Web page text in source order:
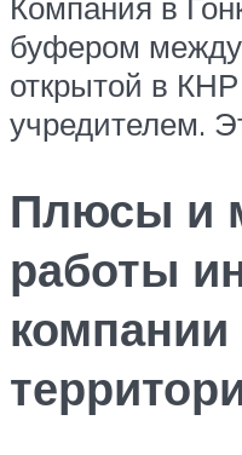
буфером
открытой в
учредителем.
Плюсы и
работы
компании